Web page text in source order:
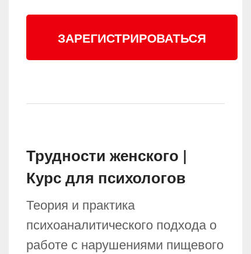
ЗАРЕГИСТРИРОВАТЬСЯ
Трудности женского |
Курс для психологов
Теория и практика
психоаналитического подхода о
работе с нарушениями пищевого